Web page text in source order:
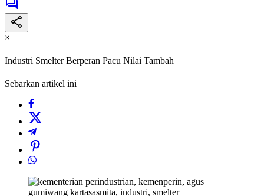
×
Industri Smelter Berperan Pacu Nilai Tambah
Sebarkan artikel ini